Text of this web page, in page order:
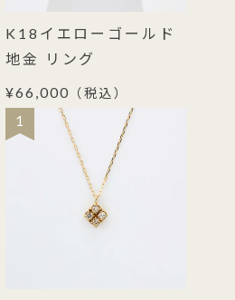
K18イエローゴールド
地金 リング
¥66,000 （税込）
1